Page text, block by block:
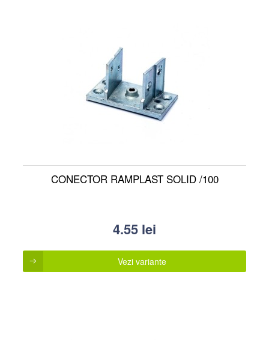
CONECTOR RAMPLAST SOLID /100
4.55 lei
Vezi variante